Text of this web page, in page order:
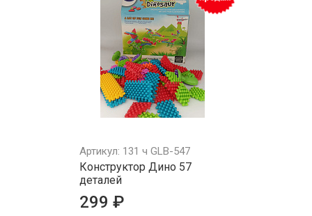
Артикул: 131 ч GLB-547
Конструктор Дино 57
деталей
299 ₽